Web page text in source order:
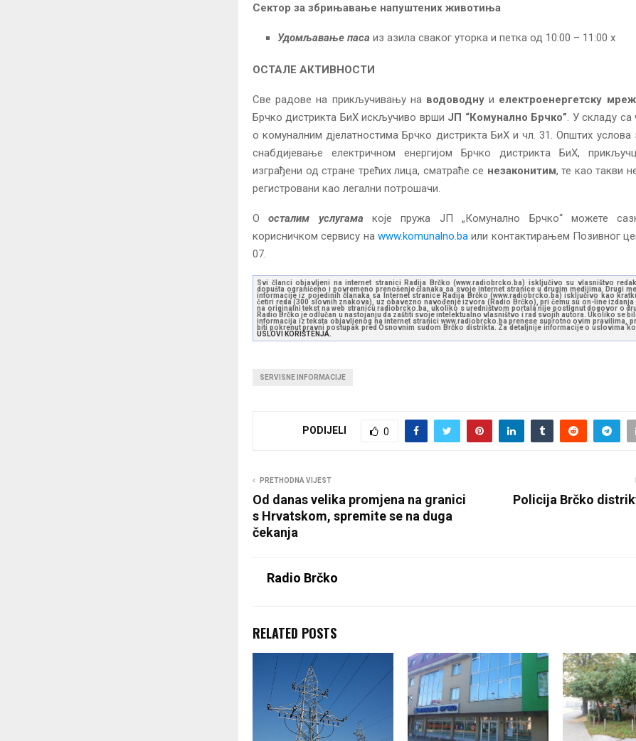
Сектор за збрињавање напуштених животиња
Удомљавање паса из азила сваког уторка и петка од 10:00 – 11:00 х
ОСТАЛЕ АКТИВНОСТИ
Све радове на прикључивању на водоводну и електроенергетску
Брчко дистрикта БиХ искључиво врши ЈП “Комунално Брчко”. У складу са
о комуналним д‌јелатностима Брчко дистрикта БиХ и чл. 31. Општих услова
снабдијевање електричном енергијом Брчко дистрикта БиХ,
изграђени од стране трећих лица, сматраће се незаконитим, те као такви
регистровани као легални потрошачи.
Оосталим услугама које пружа ЈП „Комунално Брчко“ можете
корисничком сервису на www.komunalno.ba или контактирањем Позивног
07.
Svi članci objavljeni na internet stranici Radija Brčko (www.radiobrcko.ba) isključivo su vlasništvo
dopušta ograničeno i povremeno prenošenje članaka sa svoje internet stranice u drugim medijima. Drugi
informacije iz pojedinih članaka sa Internet stranice Radija Brčko (www.radiobrcko.ba) isključivo kao
četiri reda (300 slovnih znakova), uz obavezno navođenje izvora (Radio Brčko), pri čemu su on-line
na originalni tekst na web stranicu radiobrcko.ba, ukoliko s uredništvom portala nije postignut dogovor o
Radio Brčko je odlučan u nastojanju da zaštiti svoje intelektualno vlasništvo i rad svojih autora. Ukoliko se
informacija iz teksta objavljenog na internet stranici www.radiobrcko.ba prenese suprotno ovim pravilima,
biti pokrenut pravni postupak pred Osnovnim sudom Brčko distrikta. Za detaljnije informacije o uslovima
USLOVI KORIŠTENJA.
SERVISNE INFORMACIJE
PODIJELI 0
PRETHODNA VIJEST
Od danas velika promjena na granici
s Hrvatskom, spremite se na duga
čekanja
Policija Brčko
Radio Brčko
RELATED POSTS